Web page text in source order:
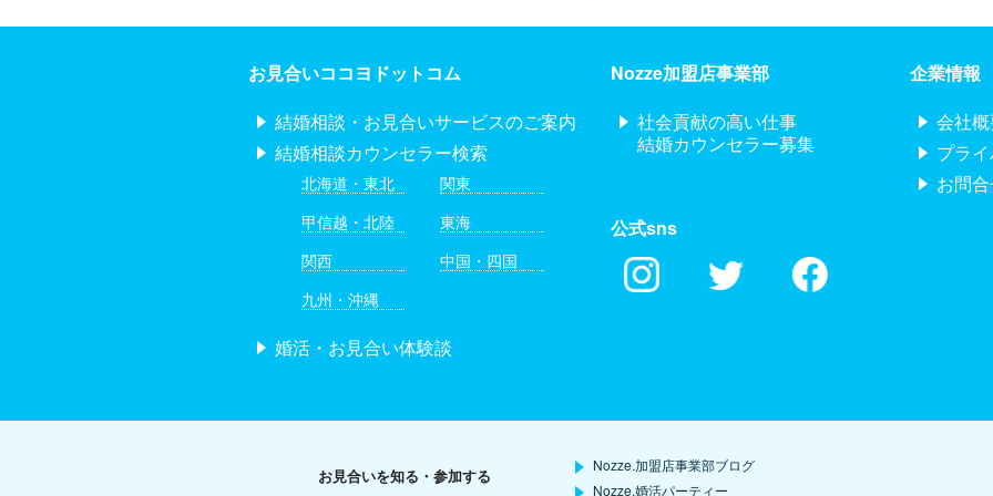
お見合いココヨドットコム
結婚相談・お見合いサービスのご案内
結婚相談カウンセラー検索
北海道・東北
関東
甲信越・北陸
東海
関西
中国・四国
九州・沖縄
婚活・お見合い体験談
Nozze加盟店事業部
社会貢献の高い仕事
結婚カウンセラー募集
公式sns
企業情報
会社
プラ
お問
お見合いを知る・参加する
Nozze.加盟店事業部ブログ
Nozze.婚活パーティー